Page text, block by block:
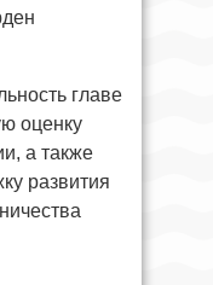
главе
оценку
а также
развития